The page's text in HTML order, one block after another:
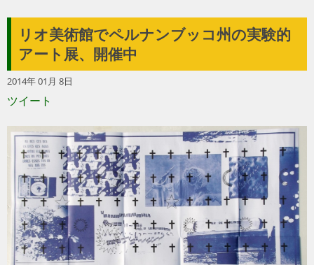
エンターテイメント
グルメ
トラベル
サッカー
リオ美術館でペルナンブッコ州の実験的
アート展、開催中
2014年 01月 8日
ツイート